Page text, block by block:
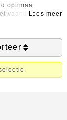
optimaal
vaandel. De
veilig zijn maar
merk zijn
de helm
alle producten